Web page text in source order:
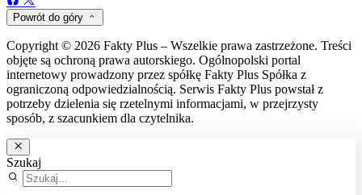
Powrót do góry
Copyright © 2026 Fakty Plus – Wszelkie prawa zastrzeżone. Treści
objęte są ochroną prawa autorskiego. Ogólnopolski portal
internetowy prowadzony przez spółkę Fakty Plus Spółka z
ograniczoną odpowiedzialnością. Serwis Fakty Plus powstał z
potrzeby dzielenia się rzetelnymi informacjami, w przejrzysty
sposób, z szacunkiem dla czytelnika.
Szukaj